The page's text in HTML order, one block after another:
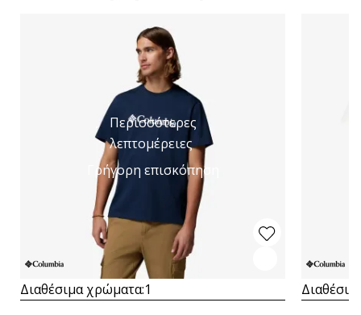
Περισσότερες
λεπτομέρειες
Γρήγορη επισκόπηση
Διαθέσιμα χρώματα:1